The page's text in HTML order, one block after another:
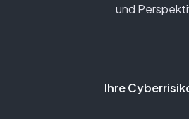
und
Ihre